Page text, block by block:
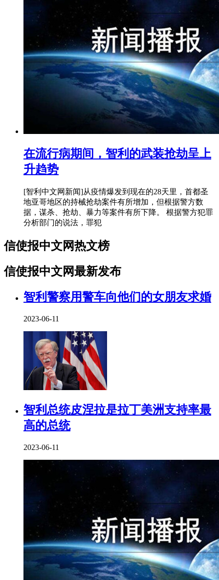
在流行病期间，智利的武装抢劫呈上
升趋势
[智利中文网新闻]从疫情爆发到现在的28天里，首都圣
地亚哥地区的持械抢劫案件有所增加，但根据警方数
据，谋杀、抢劫、暴力等案件有所下降。 根据警方犯罪
分析部门的说法，罪犯
信使报中文网热文榜
信使报中文网最新发布
智利警察用警车向他们的女朋友求婚
2023-06-11
智利总统皮涅拉是拉丁美洲支持率最
高的总统
2023-06-11